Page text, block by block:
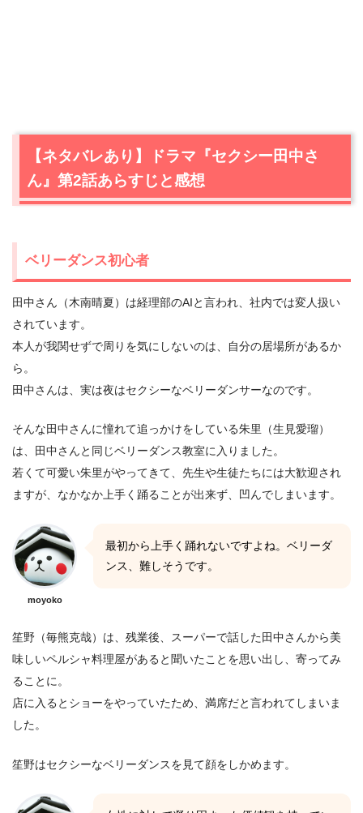
【ネタバレあり】ドラマ『セクシー田中さ
ん』第2話あらすじと感想
ベリーダンス初心者
田中さん（木南晴夏）は経理部のAIと言われ、社内では変人扱い
されています。
本人が我関せずで周りを気にしないのは、自分の居場所があるか
ら。
田中さんは、実は夜はセクシーなベリーダンサーなのです。
そんな田中さんに憧れて追っかけをしている朱里（生見愛瑠）
は、田中さんと同じベリーダンス教室に入りました。
若くて可愛い朱里がやってきて、先生や生徒たちには大歓迎され
ますが、なかなか上手く踊ることが出来ず、凹んでしまいます。
moyoko
最初から上手く踊れないですよね。ベリーダ
ンス、難しそうです。
笙野（毎熊克哉）は、残業後、スーパーで話した田中さんから美
味しいペルシャ料理屋があると聞いたことを思い出し、寄ってみ
ることに。
店に入るとショーをやっていたため、満席だと言われてしまいま
した。
笙野はセクシーなベリーダンスを見て顔をしかめます。